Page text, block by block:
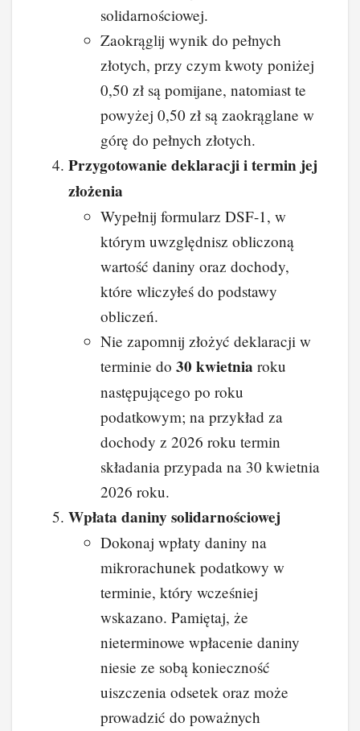
solidarnościowej.
Zaokrąglij wynik do pełnych
złotych, przy czym kwoty poniżej
0,50 zł są pomijane, natomiast te
powyżej 0,50 zł są zaokrąglane w
górę do pełnych złotych.
Przygotowanie deklaracji i termin jej
złożenia
Wypełnij formularz DSF-1, w
którym uwzględnisz obliczoną
wartość daniny oraz dochody,
które wliczyłeś do podstawy
obliczeń.
Nie zapomnij złożyć deklaracji w
terminie do 30 kwietnia roku
następującego po roku
podatkowym; na przykład za
dochody z 2026 roku termin
składania przypada na 30 kwietnia
2026 roku.
Wpłata daniny solidarnościowej
Dokonaj wpłaty daniny na
mikrorachunek podatkowy w
terminie, który wcześniej
wskazano. Pamiętaj, że
nieterminowe wpłacenie daniny
niesie ze sobą konieczność
uiszczenia odsetek oraz może
prowadzić do poważnych